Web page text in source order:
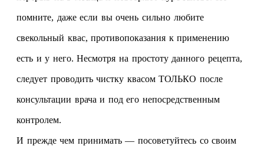
помните, даже если вы очень сильно любите
свекольный квас, противопоказания к применению
есть и у него. Несмотря на простоту данного рецепта,
следует проводить чистку квасом ТОЛЬКО после
консультации врача и под его непосредственным
контролем.
И прежде чем принимать — посоветуйтесь со своим